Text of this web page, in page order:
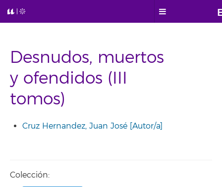
Desnudos, muertos
y ofendidos (III
tomos)
Cruz Hernandez, Juan José [Autor/a]
Colección: